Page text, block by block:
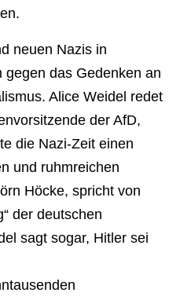
neuen Nazis in
gegen das Gedenken an
Alice Weidel redet
der AfD,
die Nazi-Zeit einen
und ruhmreichen
Höcke, spricht von
der deutschen
sagt sogar, Hitler sei